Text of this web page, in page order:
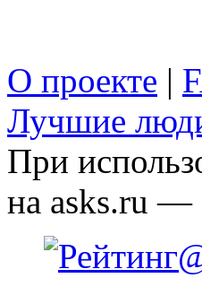
О проекте |
Лучшие
При
на asks.ru —